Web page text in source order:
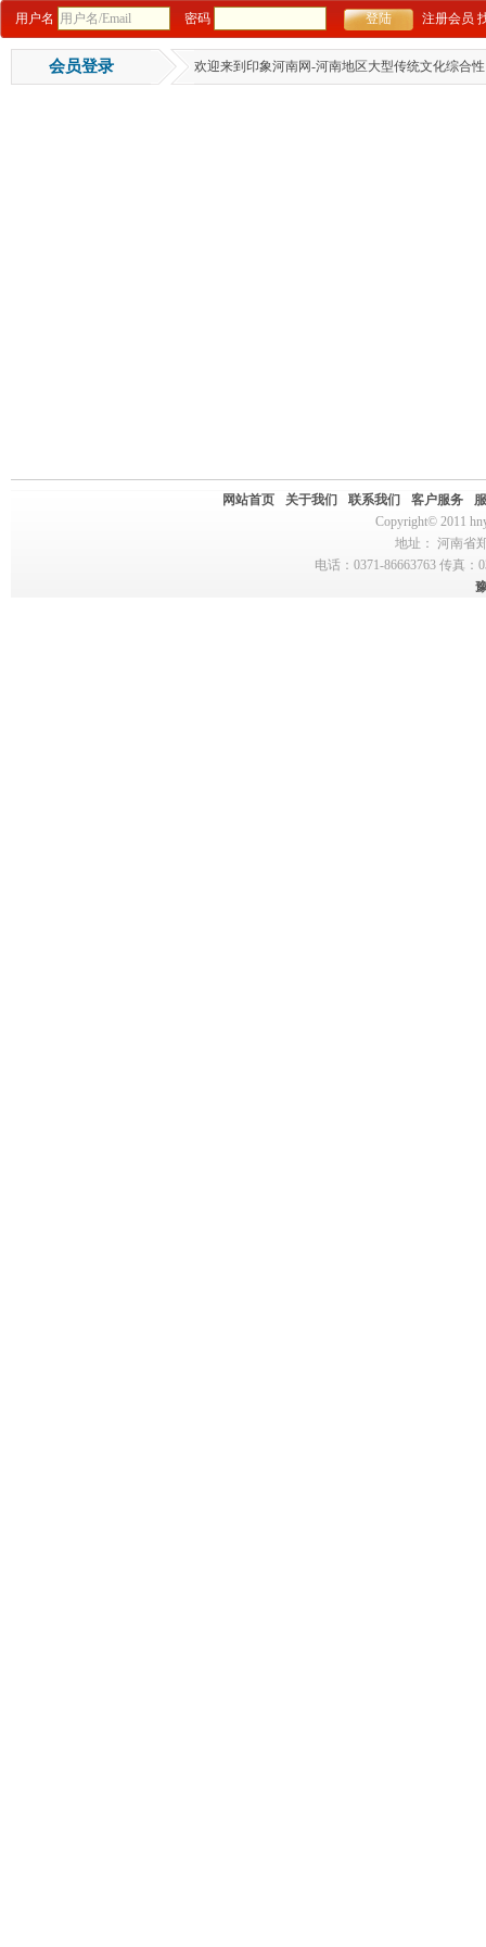
用户名 密码 注册会员
会员登录 欢迎来到印象河南网-河南地区大型传统文化综合
网站首页 关于我们 联系我们 客户服务
Copyright© 2011
地址： 河南省
电话：0371-86663763 传真：